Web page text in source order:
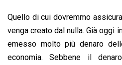
Quello di cui dovremmo
venga creato dal nulla. Già oggi
emesso molto più denaro
economia. Sebbene il